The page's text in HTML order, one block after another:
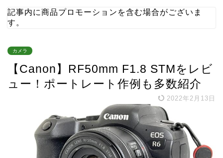
記事内に商品プロモーションを含む場合がございま
す。
カメラ
【Canon】RF50mm F1.8 STMをレビ
ュー！ポートレート作例も多数紹介
2022年2月13日